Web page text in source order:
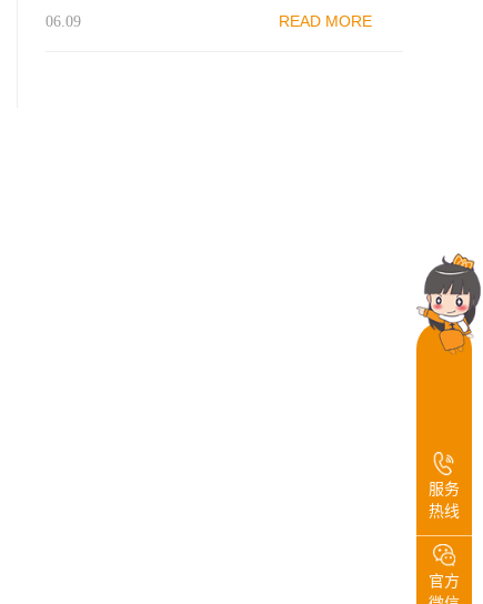
研究与转化政策先行先试
06.09 READ MORE
服务
热线
官方